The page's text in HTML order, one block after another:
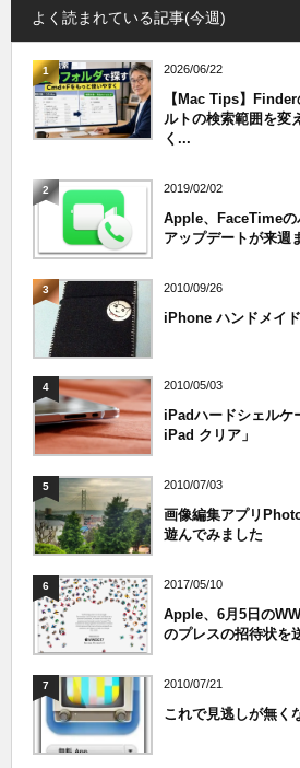
よく読まれている記事(今週)
1 2026/06/22
【Mac Tips】
ルトの検索範囲を変
く...
2 2019/02/02
Apple、FaceTimeの
アップデートが来週
3 2010/09/26
iPhone ハンドメイ
4 2010/05/03
iPadハードシェル
iPad クリア」
5 2010/07/03
画像編集アプリ
遊んでみました
6 2017/05/10
Apple、6月5日の
のプレスの招待状を
7 2010/07/21
これで見逃しが無